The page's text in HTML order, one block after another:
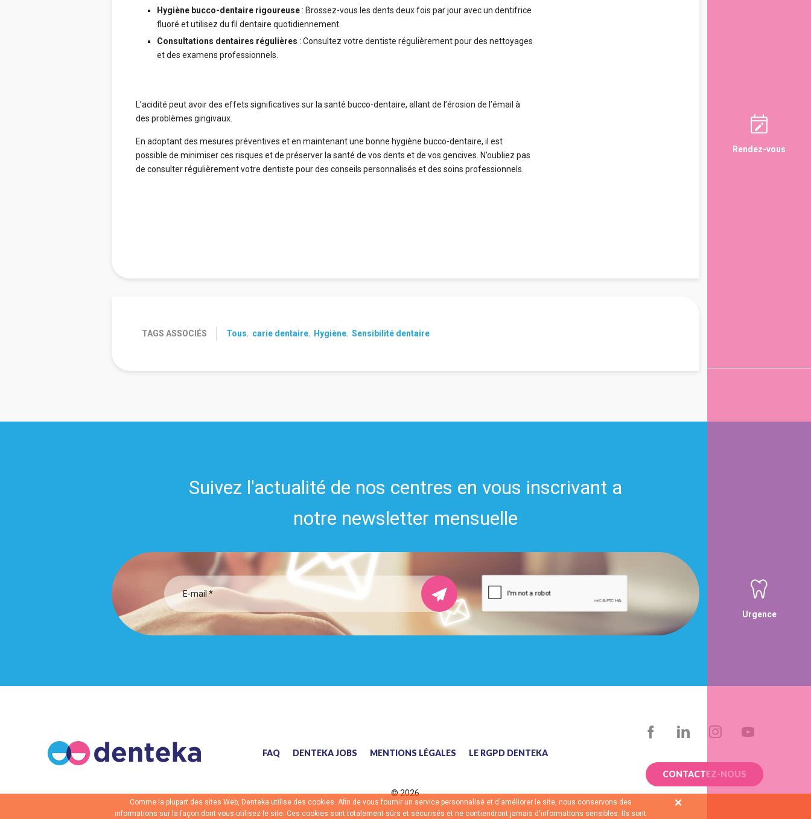
Hygiène bucco-dentaire rigoureuse: Brossez-vous les dents deux fois par jour avec un dentifrice
fluoré et utilisez du fil dentaire quotidiennement.
Consultations dentaires régulières : Consultez votre dentiste régulièrement pour des nettoyages
et des examens professionnels.
L’acidité peut avoir des effets significatives sur la santé bucco-dentaire, allant de l’érosion de l’émail à
des problèmes gingivaux.
En adoptant des mesures préventives et en maintenant une bonne hygiène bucco-dentaire, il est
possible de minimiser ces risques et de préserver la santé de vos dents et de vos gencives. N’oubliez pas
de consulter régulièrement votre dentiste pour des conseils personnalisés et des soins professionnels.
TAGS ASSOCIÉS Tous, carie dentaire, Hygiène, Sensibilité dentaire
Suivez l'actualité de nos centres en vous inscrivant a
notre newsletter mensuelle
Rendez-vous
Urgence
FAQ DENTEKA JOBS MENTIONS LÉGALES LE RGPD DENTEKA
FACEBOOKLINKEDIN INSTAGRAM
CONTACTEZ-NOUS
©2026
Comme la plupart des sites Web, Denteka utilise des cookies. Afin de vous fournir un service personnalisé et d'améliorer le site, nous conservons des
informations sur la façon dont vous utilisez le site. Ces cookies sont totalement sûrs et sécurisés et ne contiendront jamais d'informations sensibles. Ils sont